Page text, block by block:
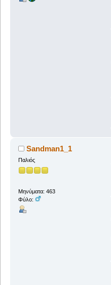
Sandman1_1
Παλιός
Μηνύματα: 463
Φύλο: